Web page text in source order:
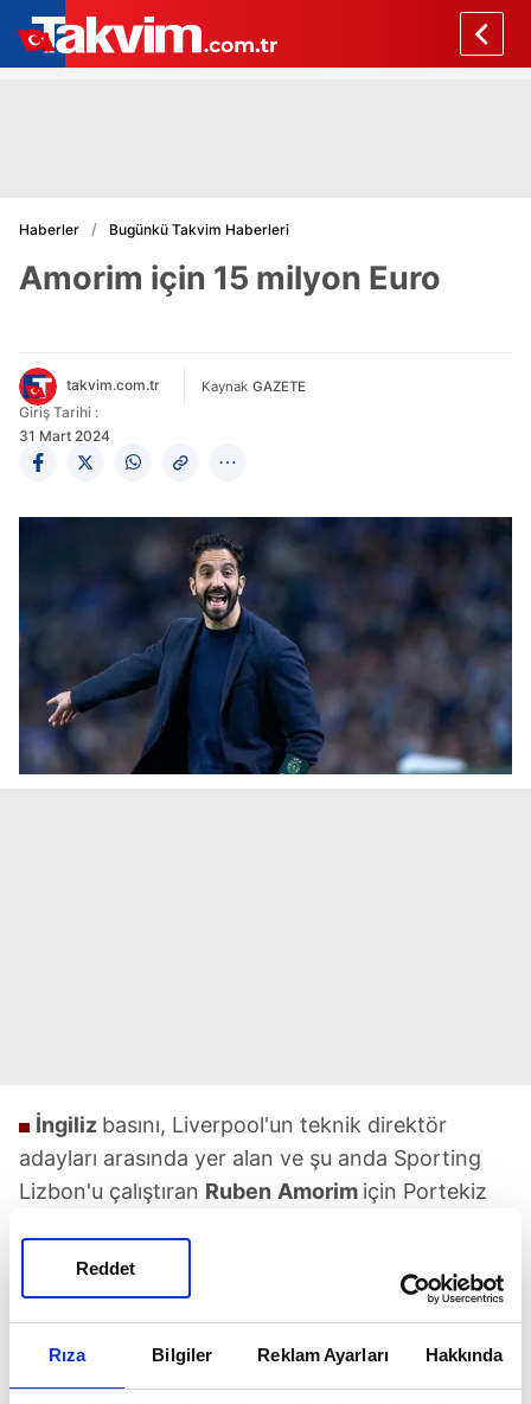
Rıza Bilgiler Reklam Ayarları Hakkında
Reddet
Haberler Bugünkü Takvim Haberleri
Amorim için 15 milyon Euro
takvim.com.tr Kaynak GAZETE
Giriş Tarihi :
31 Mart 2024
İngiliz basını, Liverpool'un teknik direktör
adayları arasında yer alan ve şu anda Sporting
Lizbon'u çalıştıran Ruben Amorim için Portekiz
yazdı.